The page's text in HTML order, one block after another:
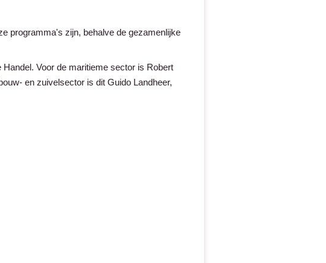
programma's zijn, behalve de gezamenlijke
Voor de maritieme sector is Robert
en zuivelsector is dit Guido Landheer,